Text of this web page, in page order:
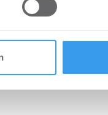
from your use of their